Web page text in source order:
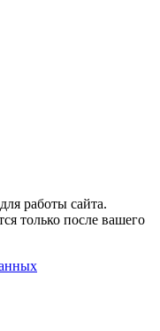
работы сайта.
только после вашего